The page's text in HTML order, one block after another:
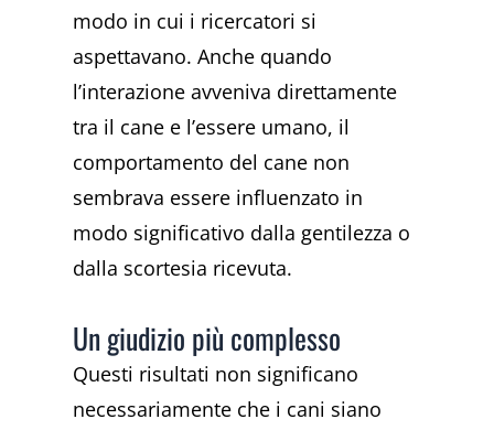
modo in cui i ricercatori si
aspettavano. Anche quando
l’interazione avveniva direttamente
tra il cane e l’essere umano, il
comportamento del cane non
sembrava essere influenzato in
modo significativo dalla gentilezza o
dalla scortesia ricevuta.
Un giudizio più complesso
Questi risultati non significano
necessariamente che i cani siano